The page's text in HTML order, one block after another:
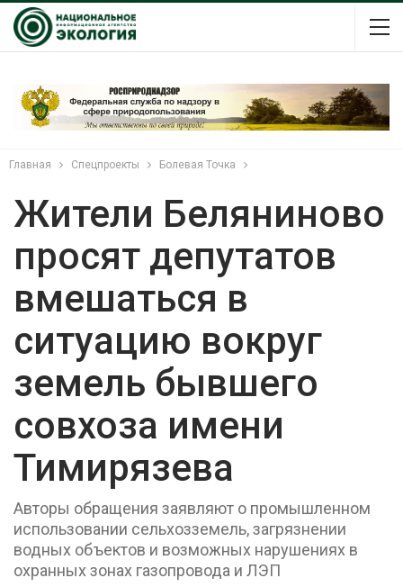
Главная Спецпроекты Болевая Точка
Жители Беляниново
просят депутатов
вмешаться в
ситуацию вокруг
земель бывшего
совхоза имени
Тимирязева
Авторы обращения заявляют о промышленном
использовании сельхозземель, загрязнении
водных объектов и возможных нарушениях в
охранных зонах газопровода и ЛЭП